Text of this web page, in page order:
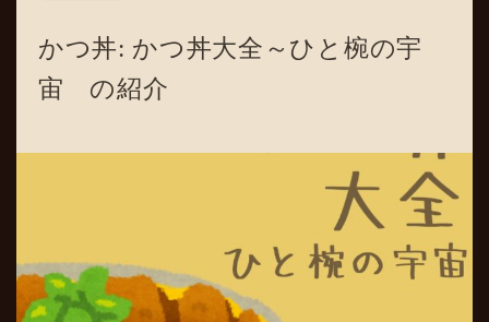
かつ丼: かつ丼大全～ひと椀の宇
宙 の紹介